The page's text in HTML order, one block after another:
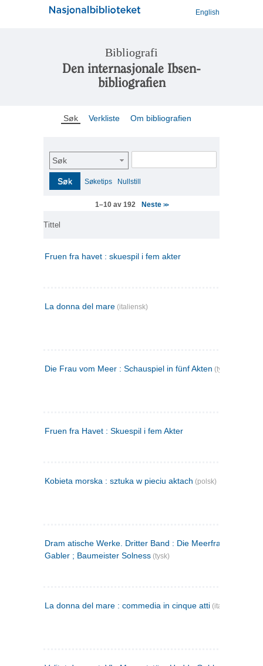
English
Bibliografi
Den internasjonale Ibsen-
bibliografien
Søk Verkliste Om bibliografien
Søk
Søk Søketips Nullstill
1–10 av 192 Neste >>
Tittel
Fruen fra havet : skuespil i fem akter
La donna del mare (italiensk)
Die Frau vom Meer : Schauspiel in fünf Akten (tysk)
Fruen fra Havet : Skuespil i fem Akter
Kobieta morska : sztuka w pieciu aktach (polsk)
Dram atische Werke. Dritter Band : Die Meerfrau ; Hedda
Gabler ; Baumeister Solness (tysk)
La donna del mare : commedia in cinque atti (italiensk)